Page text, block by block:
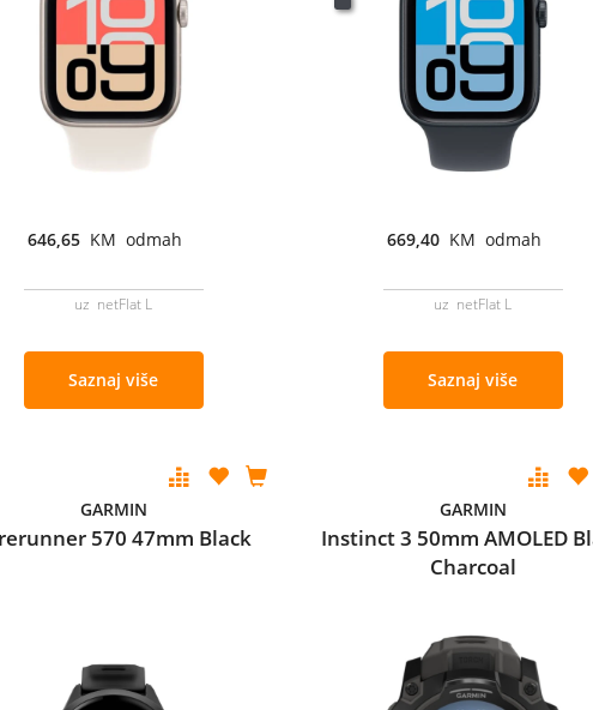
646,65 KM odmah
uz netFlat L
Saznaj više
669,40 KM odmah
uz netFlat L
Saznaj više
GARMIN
570 47mm Black
GARMIN
Instinct 3 50mm AMOLED
Charcoal